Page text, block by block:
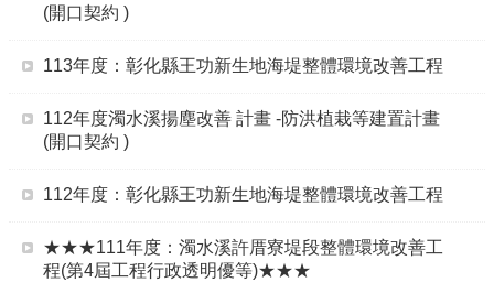
(開口契約 )
113年度：彰化縣王功新生地海堤整體環境改善工程
112年度濁水溪揚塵改善 計畫 -防洪植栽等建置計畫
(開口契約 )
112年度：彰化縣王功新生地海堤整體環境改善工程
★★★111年度：濁水溪許厝寮堤段整體環境改善工
程(第4屆工程行政透明優等)★★★